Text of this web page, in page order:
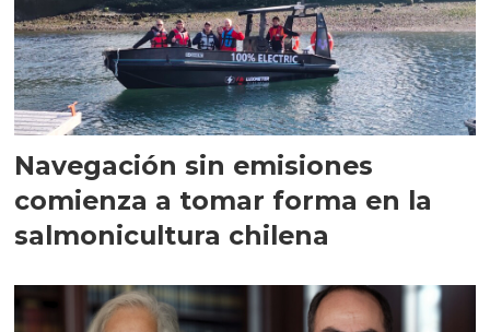
Navegación sin emisiones
comienza a tomar forma en la
salmonicultura chilena